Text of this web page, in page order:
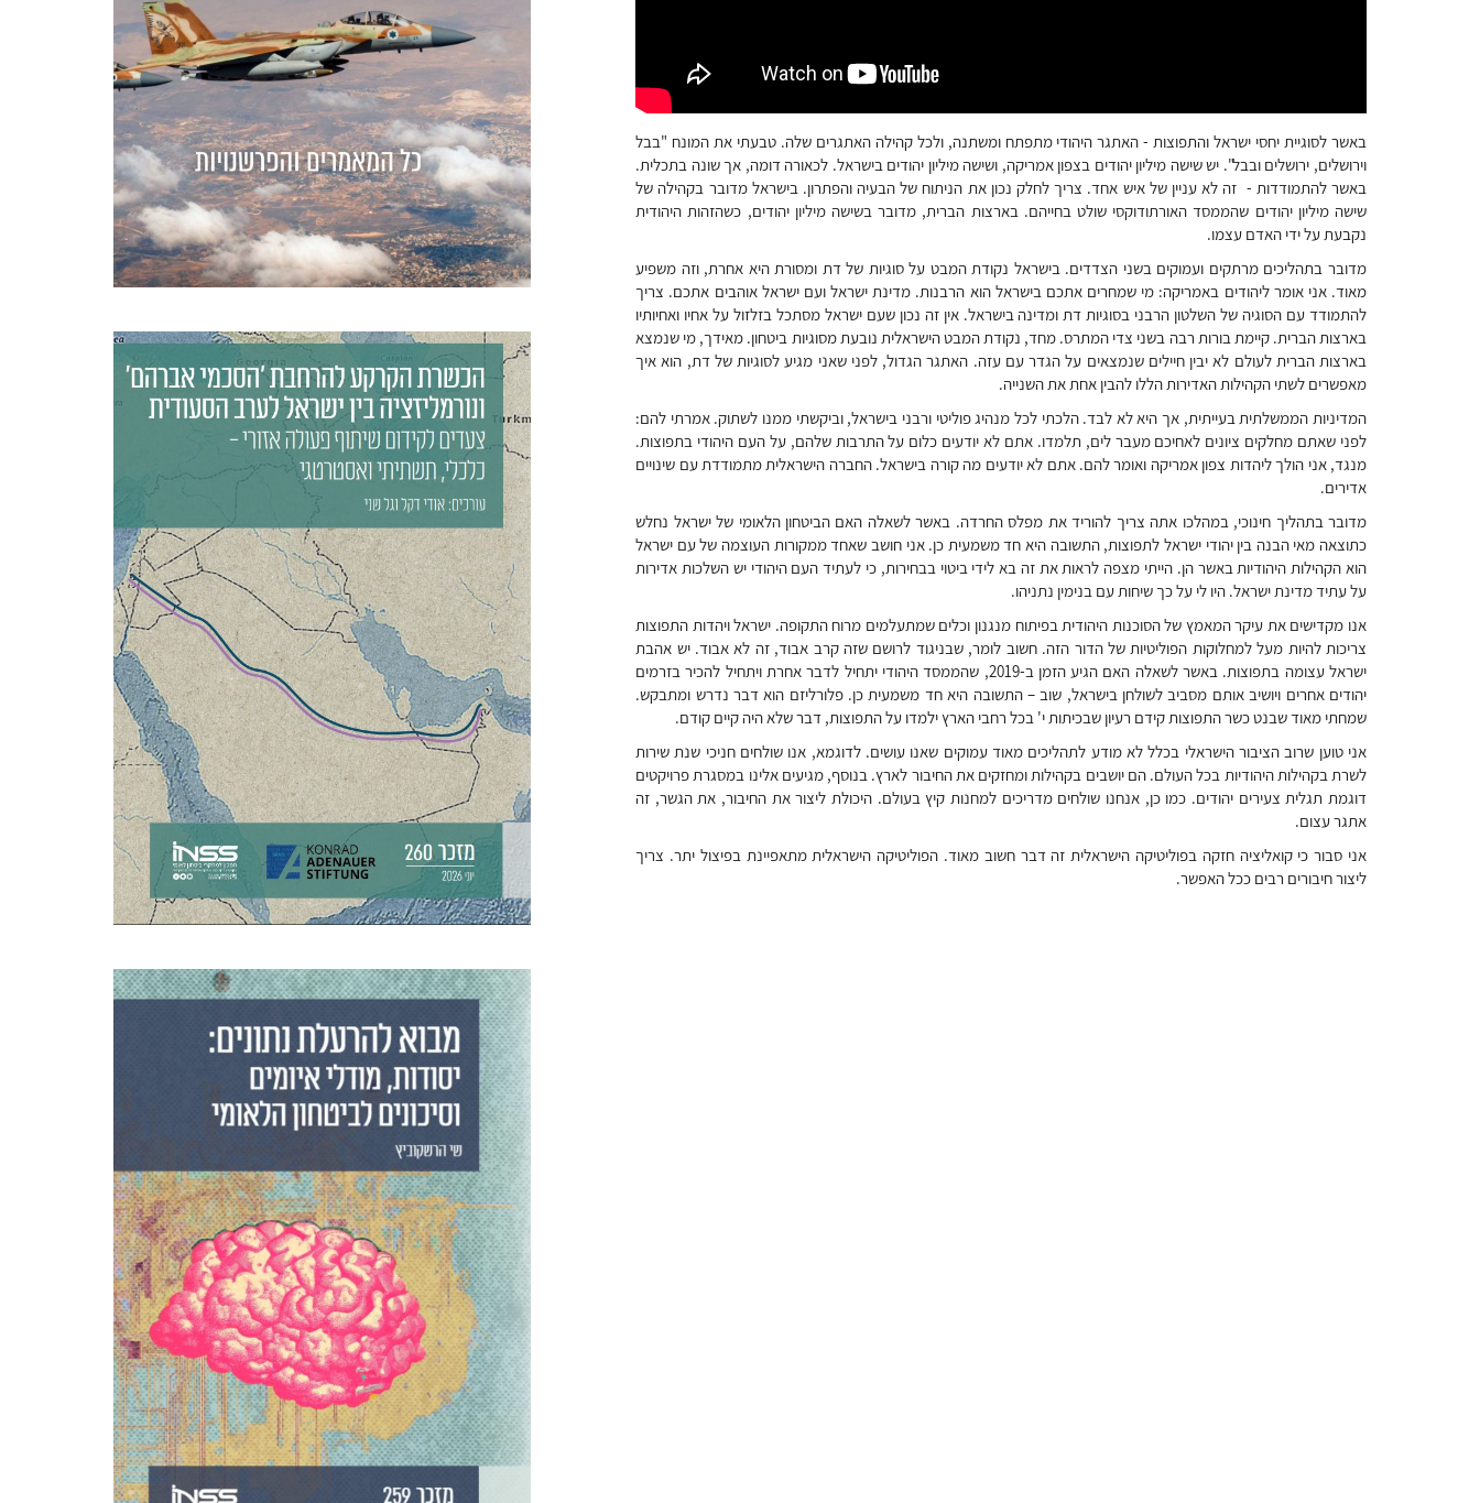
באשר לסוגיית יחסי ישראל והתפוצות - האתגר היהודי מתפתח ומשתנה, ולכל קהילה האתגרים שלה. טבעתי את המונח "בבל
וירושלים, ירושלים ובבל". יש שישה מיליון יהודים בצפון אמריקה, ושישה מיליון יהודים בישראל. לכאורה דומה, אך שונה בתכלית.
באשר להתמודדות - זה לא עניין של איש אחד. צריך לחלק נכון את הניתוח של הבעיה והפתרון. בישראל מדובר בקהילה של
שישה מיליון יהודים שהממסד האורתודוקסי שולט בחייהם. בארצות הברית, מדובר בשישה מיליון יהודים, כשהזהות היהודית
נקבעת על ידי האדם עצמו.
מדובר בתהליכים מרתקים ועמוקים בשני הצדדים. בישראל נקודת המבט על סוגיות של דת ומסורת היא אחרת, וזה משפיע
מאוד. אני אומר ליהודים באמריקה: מי שמחרים אתכם בישראל הוא הרבנות. מדינת ישראל ועם ישראל אוהבים אתכם. צריך
להתמודד עם הסוגיה של השלטון הרבני בסוגיות דת ומדינה בישראל. אין זה נכון שעם ישראל מסתכל בזלזול על אחיו ואחיותיו
בארצות הברית. קיימת בורות רבה בשני צדי המתרס. מחד, נקודת המבט הישראלית נובעת מסוגיות ביטחון. מאידך, מי שנמצא
בארצות הברית לעולם לא יבין חיילים שנמצאים על הגדר עם עזה. האתגר הגדול, לפני שאני מגיע לסוגיות של דת, הוא איך
מאפשרים לשתי הקהילות האדירות הללו להבין אחת את השנייה.
המדיניות הממשלתית בעייתית, אך היא לא לבד. הלכתי לכל מנהיג פוליטי ורבני בישראל, וביקשתי ממנו לשתוק. אמרתי להם:
לפני שאתם מחלקים ציונים לאחיכם מעבר לים, תלמדו. אתם לא יודעים כלום על התרבות שלהם, על העם היהודי בתפוצות.
מנגד, אני הולך ליהדות צפון אמריקה ואומר להם. אתם לא יודעים מה קורה בישראל. החברה הישראלית מתמודדת עם שינויים
אדירים.
מדובר בתהליך חינוכי, במהלכו אתה צריך להוריד את מפלס החרדה. באשר לשאלה האם הביטחון הלאומי של ישראל נחלש
כתוצאה מאי הבנה בין יהודי ישראל לתפוצות, התשובה היא חד משמעית כן. אני חושב שאחד ממקורות העוצמה של עם ישראל
הוא הקהילות היהודיות באשר הן. הייתי מצפה לראות את זה בא לידי ביטוי בבחירות, כי לעתיד העם היהודי יש השלכות אדירות
על עתיד מדינת ישראל. היו לי על כך שיחות עם בנימין נתניהו.
אנו מקדישים את עיקר המאמץ של הסוכנות היהודית בפיתוח מנגנון וכלים שמתעלמים מרוח התקופה. ישראל ויהדות התפוצות
צריכות להיות מעל למחלוקות הפוליטיות של הדור הזה. חשוב לומר, שבניגוד לרושם שזה קרב אבוד, זה לא אבוד. יש אהבת
ישראל עצומה בתפוצות. באשר לשאלה האם הגיע הזמן ב-2019, שהממסד היהודי יתחיל לדבר אחרת ויתחיל להכיר בזרמים
יהודים אחרים ויושיב אותם מסביב לשולחן בישראל, שוב – התשובה היא חד משמעית כן. פלורליזם הוא דבר נדרש ומתבקש.
שמחתי מאוד שבנט כשר התפוצות קידם רעיון שבכיתות י' בכל רחבי הארץ ילמדו על התפוצות, דבר שלא היה קיים קודם.
אני טוען שרוב הציבור הישראלי בכלל לא מודע לתהליכים מאוד עמוקים שאנו עושים. לדוגמא, אנו שולחים חניכי שנת שירות
לשרת בקהילות היהודיות בכל העולם. הם יושבים בקהילות ומחזקים את החיבור לארץ. בנוסף, מגיעים אלינו במסגרת פרויקטים
דוגמת תגלית צעירים יהודים. כמו כן, אנחנו שולחים מדריכים למחנות קיץ בעולם. היכולת ליצור את החיבור, את הגשר, זה
אתגר עצום.
אני סבור כי קואליציה חזקה בפוליטיקה הישראלית זה דבר חשוב מאוד. הפוליטיקה הישראלית מתאפיינת בפיצול יתר. צריך
ליצור חיבורים רבים ככל האפשר.